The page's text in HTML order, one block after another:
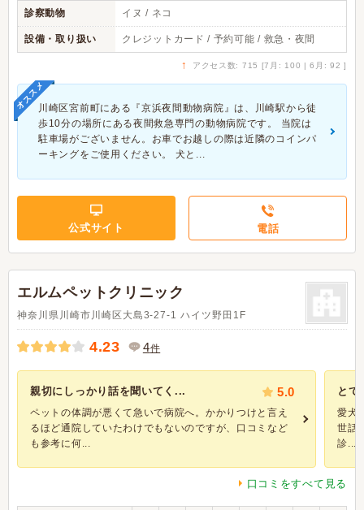
診察動物 イヌ / ネコ
設備・取り扱い クレジットカード / 予約可能 / 救急・夜間
↑ アクセス数: 715 [7月: 100 | 6月: 92 ]
オススメ川崎区宮前町にある『京浜夜間動物病院』は、川崎駅から徒
歩10分の場所にある夜間救急専門の動物病院です。 当院は
駐車場がございません。お車でお越しの際は近隣のコインパ
ーキングをご使用ください。 犬と...
公式サイト 電話
エルムペットクリニック
神奈川県川崎市川崎区大島3-27-1 ハイツ野田1F
4.23 4件
親切にしっかり話を聞いてく... 5.0
ペットの体調が悪くて急いで病院へ。かかりつけと言え
るほど通院していたわけでもないのですが、口コミなど
も参考に何...
とて
愛犬
世話
診...
口コミをすべて見る